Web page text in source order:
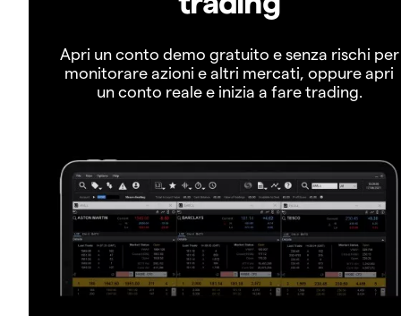
Apri un conto demo gratuito e senza rischi per
monitorare azioni e altri mercati, oppure apri
un conto reale e inizia a fare trading.